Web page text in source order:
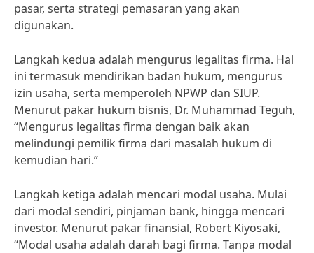
pasar, serta strategi pemasaran yang akan
digunakan.
Langkah kedua adalah mengurus legalitas firma. Hal
ini termasuk mendirikan badan hukum, mengurus
izin usaha, serta memperoleh NPWP dan SIUP.
Menurut pakar hukum bisnis, Dr. Muhammad Teguh,
“Mengurus legalitas firma dengan baik akan
melindungi pemilik firma dari masalah hukum di
kemudian hari.”
Langkah ketiga adalah mencari modal usaha. Mulai
dari modal sendiri, pinjaman bank, hingga mencari
investor. Menurut pakar finansial, Robert Kiyosaki,
“Modal usaha adalah darah bagi firma. Tanpa modal